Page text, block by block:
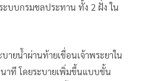
บบกรมชลประทาน ทั้ง 2 ฝั่ง ใน
ายน้ำผ่านท้ายเขื่อนเจ้าพระยาใน
าที โดยระบายเพิ่มขึ้นแบบขั้น